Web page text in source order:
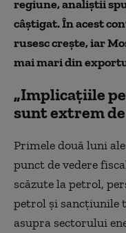
regiune, analiștii
câștigat. În acest
rusesc crește, iar
mai mari din
„Implicațiile
sunt extrem
Primele două luni
punct de vedere
scăzute la petrol,
petrol și sancțiunile
asupra sectorului